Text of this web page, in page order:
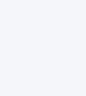
فرزندان خود را به
مؤثر ، خلاء
آن رسیده است که
استثمار اقتصادی